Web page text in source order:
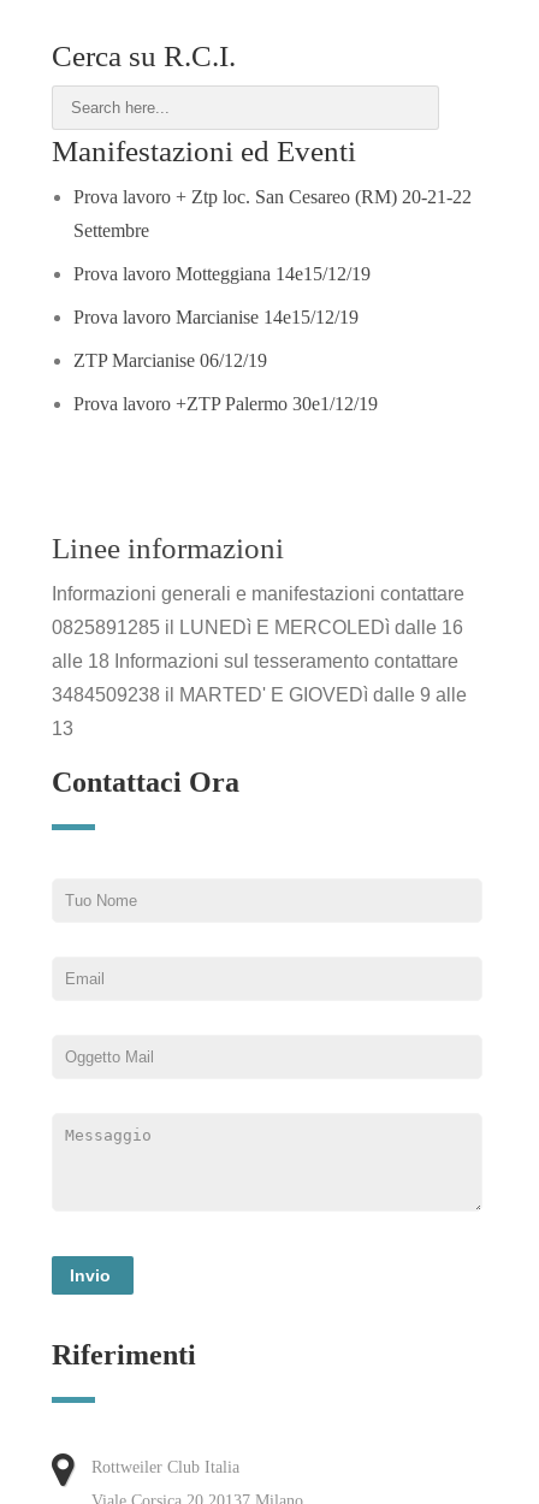
Cerca su R.C.I.
Manifestazioni ed Eventi
Prova lavoro + Ztp loc. San Cesareo (RM) 20-21-22
Settembre
Prova lavoro Motteggiana 14e15/12/19
Prova lavoro Marcianise 14e15/12/19
ZTP Marcianise 06/12/19
Prova lavoro +ZTP Palermo 30e1/12/19
Linee informazioni
Informazioni generali e manifestazioni contattare
0825891285 il LUNEDì E MERCOLEDì dalle 16
alle 18 Informazioni sul tesseramento contattare
3484509238 il MARTED' E GIOVEDì dalle 9 alle
13
Contattaci Ora
Riferimenti
Rottweiler Club Italia